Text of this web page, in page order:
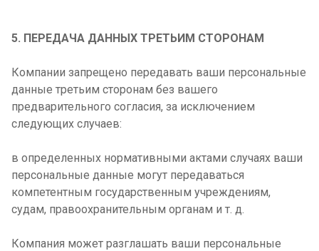
5. ПЕРЕДАЧА ДАННЫХ ТРЕТЬИМ СТОРОНАМ
Компании запрещено передавать ваши персональные
данные третьим сторонам без вашего
предварительного согласия, за исключением
следующих случаев:
в определенных нормативными актами случаях ваши
персональные данные могут передаваться
компетентным государственным учреждениям,
судам, правоохранительным органам и т. д.
Компания может разглашать ваши персональные